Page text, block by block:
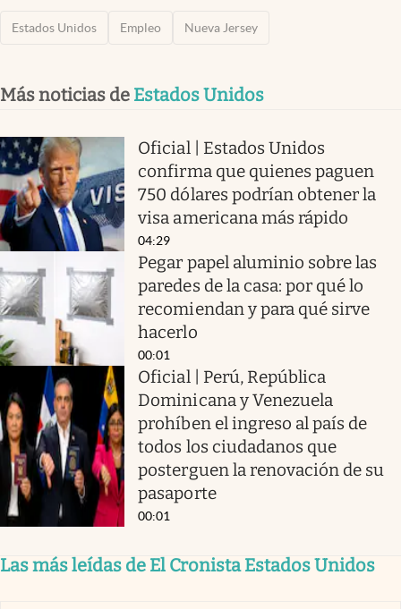
Estados Unidos Empleo Nueva Jersey
Más noticias de Estados Unidos
Oficial | Estados Unidos
confirma que quienes paguen
750 dólares podrían obtener la
visa americana más rápido
04:29
Pegar papel aluminio sobre las
paredes de la casa: por qué lo
recomiendan y para qué sirve
hacerlo
00:01
Oficial | Perú, República
Dominicana y Venezuela
prohíben el ingreso al país de
todos los ciudadanos que
posterguen la renovación de su
pasaporte
00:01
Las más leídas de El Cronista Estados Unidos